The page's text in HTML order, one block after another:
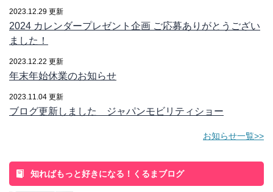
2023.12.29 更新
2024 カレンダープレゼント企画 ご応募ありがとうござい
ました！
2023.12.22 更新
年末年始休業のお知らせ
2023.11.04 更新
ブログ更新しました ジャパンモビリティショー
お知らせ一覧>>
知ればもっと好きになる！くるまブログ